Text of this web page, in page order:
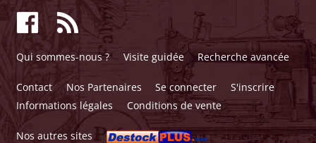
Qui sommes-nous ? Visite guidée Recherche avancée
Contact Nos Partenaires Se connecter
S'inscrire
Informations légales
Conditions de vente
Nos autres sites